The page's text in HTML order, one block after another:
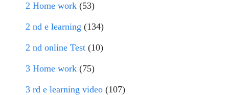
2 Home work (53)
2 nd e learning (134)
2 nd online Test (10)
3 Home work (75)
3 rd e learning video (107)